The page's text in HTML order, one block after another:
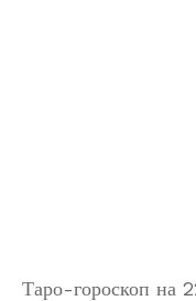
Таро-гороскоп на